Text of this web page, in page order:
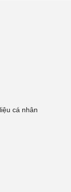
cá nhân